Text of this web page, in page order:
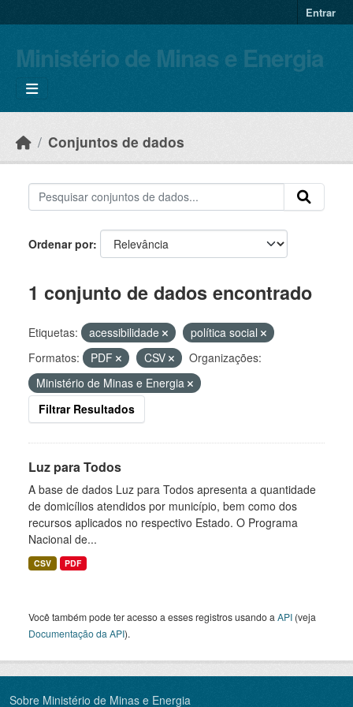
Entrar
Ministério de Minas e Energia
Conjuntos de dados
Ordenar por
1 conjunto de dados encontrado
Etiquetas: acessibilidade
política social
Formatos:
PDF CSV
Organizações:
Ministério de Minas e Energia
Filtrar Resultados
Luz para Todos
A base de dados Luz para Todos apresenta a quantidade
de domicílios atendidos por município, bem como dos
recursos aplicados no respectivo Estado. O Programa
Nacional de...
CSV PDF
Você também pode ter acesso a esses registros usando a API (veja
Documentação da API).
Sobre Ministério de Minas e Energia